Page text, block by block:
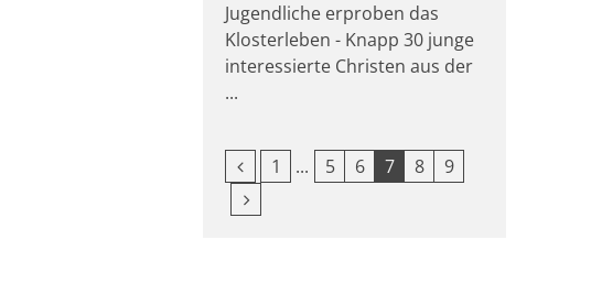
Jugendliche erproben das
Klosterleben - Knapp 30 junge
interessierte Christen aus der
...
Vorherige Seite
Erste Seite
1 5 6 7 8
9
Nächste Seite